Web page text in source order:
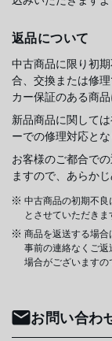
返品について
中古商品に限り初
合、交換または修
カー保証のある商
新品商品に関して
ーでの修理対応とな
お客様のご都合で
ますので、あらか
中古商品の初期不良
とさせていただきま
商品を返送する場合
事前の連絡なくご
場合がございます
お問い合わ